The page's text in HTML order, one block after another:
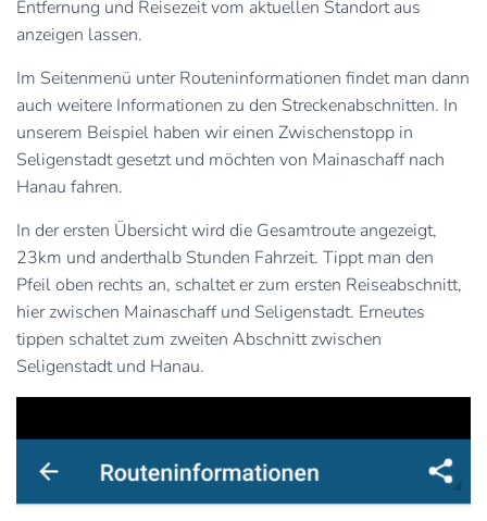
Entfernung und Reisezeit vom aktuellen Standort aus
anzeigen lassen.
Im Seitenmenü unter Routeninformationen findet man dann
auch weitere Informationen zu den Streckenabschnitten. In
unserem Beispiel haben wir einen Zwischenstopp in
Seligenstadt gesetzt und möchten von Mainaschaff nach
Hanau fahren.
In der ersten Übersicht wird die Gesamtroute angezeigt,
23km und anderthalb Stunden Fahrzeit. Tippt man den
Pfeil oben rechts an, schaltet er zum ersten Reiseabschnitt,
hier zwischen Mainaschaff und Seligenstadt. Erneutes
tippen schaltet zum zweiten Abschnitt zwischen
Seligenstadt und Hanau.